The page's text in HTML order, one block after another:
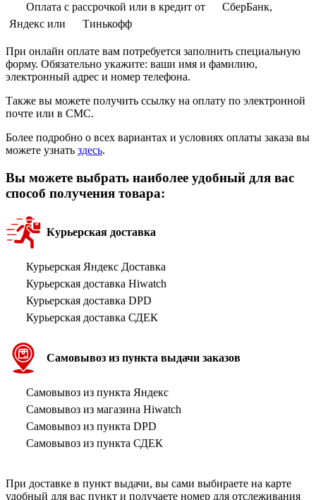
Оплата с рассрочкой или в кредит от
СберБанк,
Яндекс или
Тинькофф
При онлайн оплате вам потребуется заполнить специальную
форму. Обязательно укажите: ваши имя и фамилию,
электронный адрес и номер телефона.
Также вы можете получить ссылку на оплату по электронной
почте или в СМС.
Более подробно о всех вариантах и условиях оплаты заказа вы
можете узнать здесь.
Вы можете выбрать наиболее удобный для вас
способ получения товара:
Курьерская доставка
Курьерская Яндекс Доставка
Курьерская доставка Hiwatch
Курьерская доставка DPD
Курьерская доставка СДЕК
Самовывоз из пункта выдачи заказов
Самовывоз из пункта Яндекс
Самовывоз из магазина Hiwatch
Самовывоз из пункта DPD
Самовывоз из пункта СДЕК
При доставке в пункт выдачи, вы сами выбираете на карте
удобный для вас пункт и получаете номер для отслеживания